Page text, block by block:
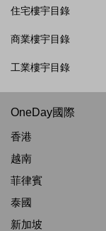
住宅樓宇目錄
商業樓宇目錄
工業樓宇目錄
OneDay國際
香港
越南
菲律賓
泰國
新加坡